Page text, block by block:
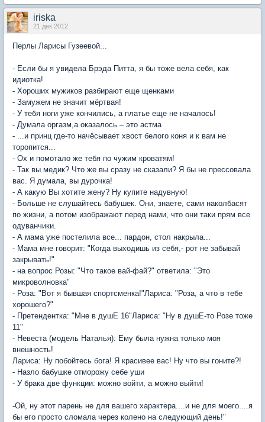
iriska
21 дек 2012
Перлы Ларисы Гузеевой...
- Если бы я увидела Брэда Питта, я бы тоже вела себя, как
идиотка!
- Хороших мужиков разбирают еще щенками
- Замужем не значит мёртвая!
- У тебя ноги уже кончились, а платье еще не началось!
- Думала оргазм,а оказалось – это астма
- ...и принц где-то начёсывает хвост белого коня и к вам не
торопится...
- Ох и помотало же тебя по чужим кроватям!
- Так вы медик? Что же вы сразу не сказали? Я бы не прессовала
вас. Я думала, вы дурочка!
- А какую Вы хотите жену? Ну купите надувную!
- Больше не слушайтесь бабушек. Они, знаете, сами наколбасят
по жизни, а потом изображают перед нами, что они таки прям все
одуванчики.
- А мама уже постелила все... пардон, стол накрыла...
- Мама мне говорит: "Когда выходишь из себя,- рот не забывай
закрывать!"
- на вопрос Розы: "Что такое вай-фай?" ответила: "Это
микроволновка"
- Роза: "Вот я бывшая спортсменка!"Лариса: "Роза, а что в тебе
хорошего?"
- Претендентка: "Мне в душЕ 16"Лариса: "Ну в душЕ-то Розе тоже
11"
- Невеста (модель Наталья): Ему была нужна только моя
внешность!
Лариса: Ну побойтесь бога! Я красивее вас! Ну что вы гоните?!
- Назло бабушке отморожу себе уши
- У брака две функции: можно войти, а можно выйти!
-Ой, ну этот парень не для вашего характера....и не для моего....я
бы его просто сломала через колено на следующий день!"